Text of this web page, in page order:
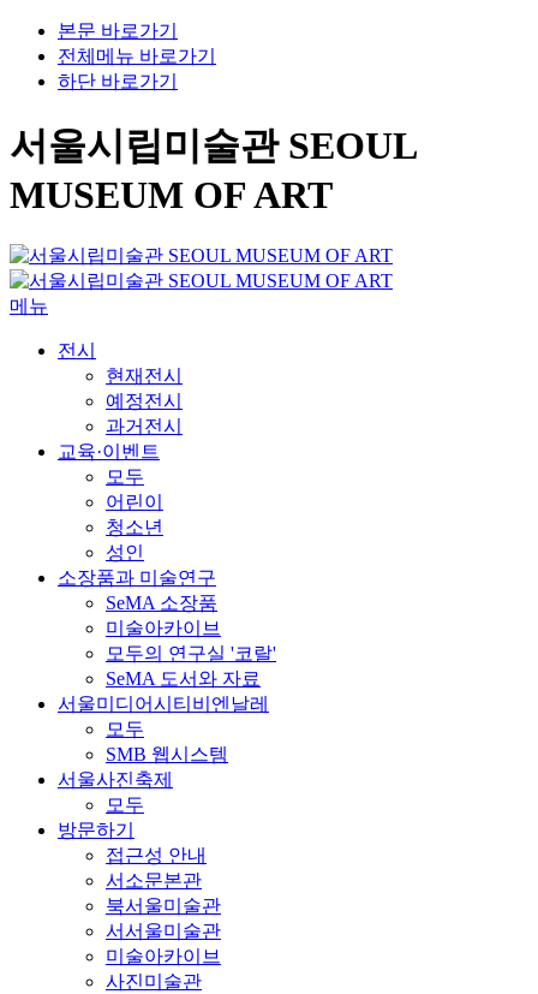
본문 바로가기
전체메뉴 바로가기
하단 바로가기
서울시립미술관 SEOUL
MUSEUM OF ART
메뉴
전시
현재전시
예정전시
과거전시
교육·이벤트
모두
어린이
청소년
성인
소장품과 미술연구
SeMA 소장품
미술아카이브
모두의 연구실 '코랄'
SeMA 도서와 자료
서울미디어시티비엔날레
모두
SMB 웹시스템
서울사진축제
모두
방문하기
접근성 안내
서소문본관
북서울미술관
서서울미술관
미술아카이브
사진미술관